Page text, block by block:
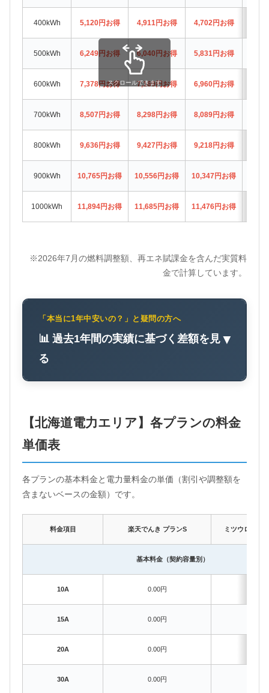
400kWh 5,120円お得 4,911円お得 4,702円お得
500kWh 6,249円お得 6,040円お得 5,831円お得
600kWh 7,378円お得 7,169円お得 6,960円お得
700kWh 8,507円お得 8,298円お得 8,089円お得
800kWh 9,636円お得 9,427円お得 9,218円お得
900kWh 10,765円お得 10,556円お得 10,347円お得
1000kWh 11,894円お得 11,685円お得 11,476円お得
スクロールできます
※2026年7月の燃料調整額、再エネ賦課金を含んだ実質料
金で計算しています。
「本当に1年中安いの？」と疑問の方へ
📊 過去1年間の実績に基づく差額を見
る
▼
【北海道電力エリア】各プランの料金
単価表
各プランの基本料金と電力量料金の単価（割引や調整額を
含まないベースの金額）です。
料金項目 楽天でんき プランS ミツウロコで
基本料金（契約容量別）
10A 0.00円
15A 0.00円
20A 0.00円
30A 0.00円